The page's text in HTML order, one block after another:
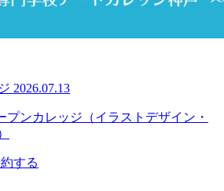
2026.07.13
プンカレッジ（イラストデザイン・
する